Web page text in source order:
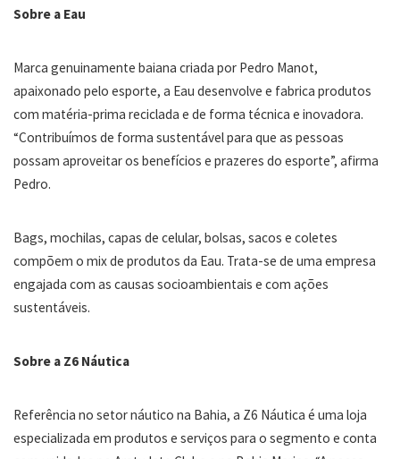
Sobre a Eau
Marca genuinamente baiana criada por Pedro Manot,
apaixonado pelo esporte, a Eau desenvolve e fabrica produtos
com matéria-prima reciclada e de forma técnica e inovadora.
“Contribuímos de forma sustentável para que as pessoas
possam aproveitar os benefícios e prazeres do esporte”, afirma
Pedro.
Bags, mochilas, capas de celular, bolsas, sacos e coletes
compõem o mix de produtos da Eau. Trata-se de uma empresa
engajada com as causas socioambientais e com ações
sustentáveis.
Sobre a Z6 Náutica
Referência no setor náutico na Bahia, a Z6 Náutica é uma loja
especializada em produtos e serviços para o segmento e conta